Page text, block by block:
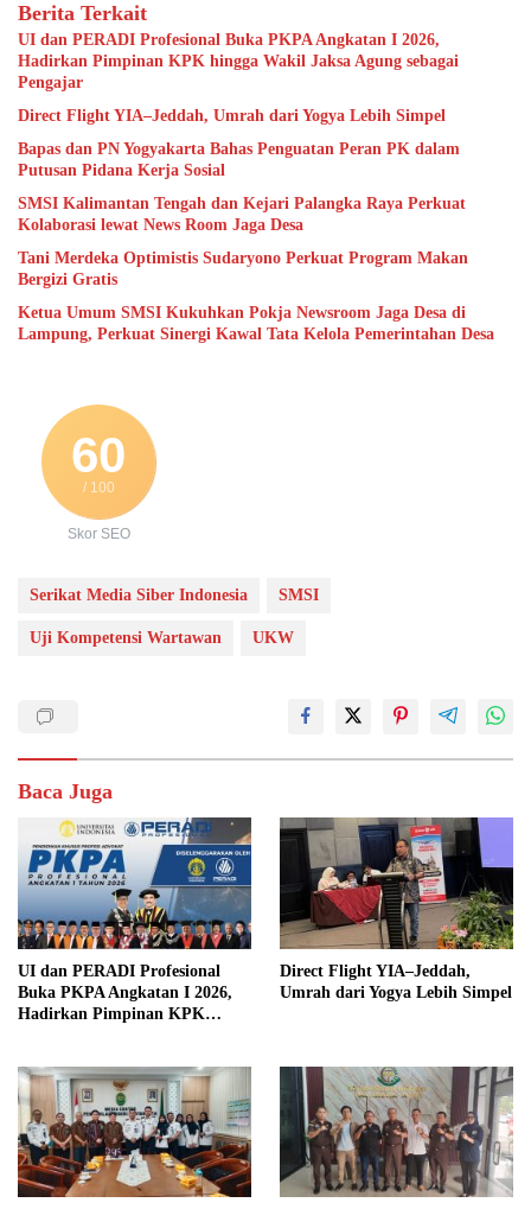
Berita Terkait
UI dan PERADI Profesional Buka PKPA Angkatan I 2026,
Hadirkan Pimpinan KPK hingga Wakil Jaksa Agung sebagai
Pengajar
Direct Flight YIA–Jeddah, Umrah dari Yogya Lebih Simpel
Bapas dan PN Yogyakarta Bahas Penguatan Peran PK dalam
Putusan Pidana Kerja Sosial
SMSI Kalimantan Tengah dan Kejari Palangka Raya Perkuat
Kolaborasi lewat News Room Jaga Desa
Tani Merdeka Optimistis Sudaryono Perkuat Program Makan
Bergizi Gratis
Ketua Umum SMSI Kukuhkan Pokja Newsroom Jaga Desa di
Lampung, Perkuat Sinergi Kawal Tata Kelola Pemerintahan Desa
60
/ 100
Skor SEO
Serikat Media Siber Indonesia SMSI
Uji Kompetensi Wartawan UKW
Baca Juga
UI dan PERADI Profesional
Buka PKPA Angkatan I 2026,
Hadirkan Pimpinan KPK
Direct Flight YIA–Jeddah,
Umrah dari Yogya Lebih Simpel